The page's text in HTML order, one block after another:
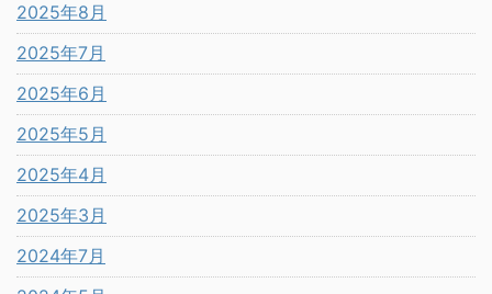
2025年8月
2025年7月
2025年6月
2025年5月
2025年4月
2025年3月
2024年7月